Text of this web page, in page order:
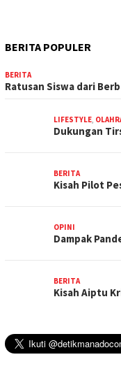
BERITA POPULER
BERITA
Ratusan Siswa dari
LIFESTYLE,
Dukungan
BERITA
Kisah Pilot
OPINI
Dampak
BERITA
Kisah Aiptu